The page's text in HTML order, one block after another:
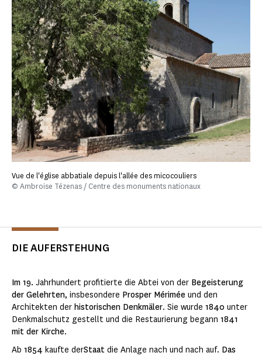
Vue de l'église abbatiale depuis l'allée des micocouliers
© Ambroise Tézenas / Centre des monuments nationaux
DIE AUFERSTEHUNG
Im 19. Jahrhundert profitierte die Abtei von der Begeisterung
der Gelehrten, insbesondere Prosper Mérimée und den
Architekten der historischen Denkmäler. Sie wurde 1840 unter
Denkmalschutz gestellt und die Restaurierung begann 1841
mit der Kirche.
Ab 1854 kaufte derStaat die Anlage nach und nach auf. Das